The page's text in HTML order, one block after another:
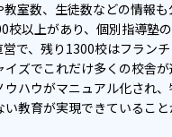
教室数、生徒数などの情報
校以上があり、個別指導塾
で、残り1300校はフラン
イズでこれだけ多くの校舎
ウハウがマニュアル化され
教育が実現できているこ